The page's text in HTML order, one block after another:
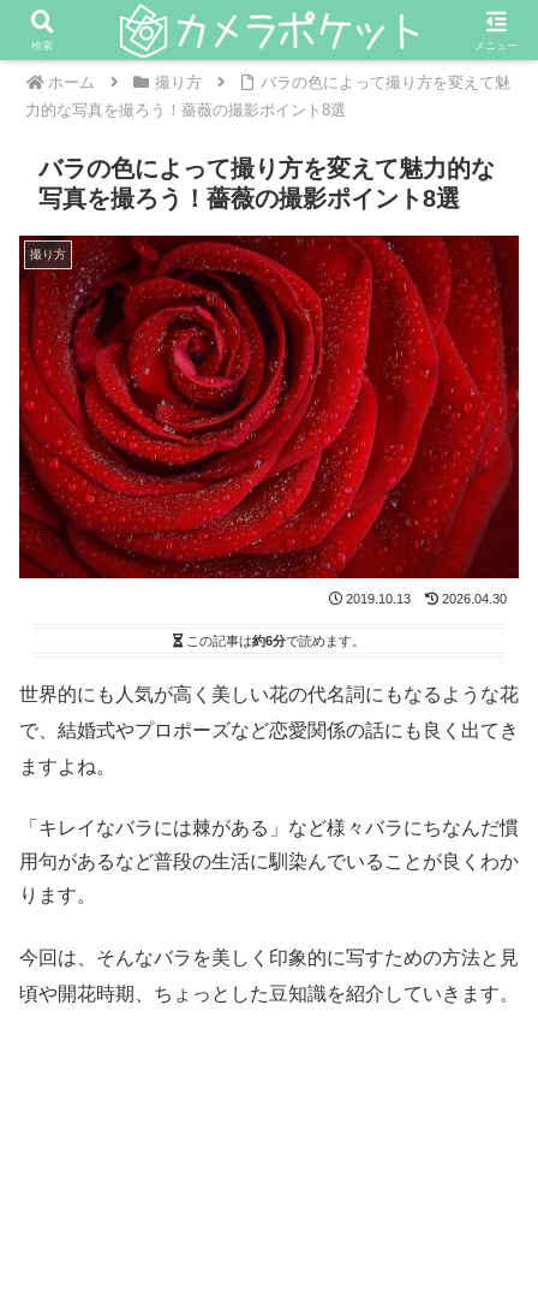
ホーム 撮り方
バラの色によって撮り方を変えて魅
力的な写真を撮ろう！薔薇の撮影ポイント8選
バラの色によって撮り方を変えて魅力的な
写真を撮ろう！薔薇の撮影ポイント8選
撮り方
2019.10.13 2026.04.30
この記事は約6分で読めます。
世界的にも人気が高く美しい花の代名詞にもなるような花
で、結婚式やプロポーズなど恋愛関係の話にも良く出てき
ますよね。
「キレイなバラには棘がある」など様々バラにちなんだ慣
用句があるなど普段の生活に馴染んでいることが良くわか
ります。
今回は、そんなバラを美しく印象的に写すための方法と見
頃や開花時期、ちょっとした豆知識を紹介していきます。
検索 メニュー